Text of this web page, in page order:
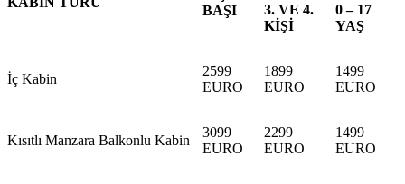
BAŞI
3. VE 4.
KİŞİ
0 – 17
YAŞ
İç Kabin
2599
EURO
1899
EURO
1499
EURO
Kısıtlı Manzara Balkonlu Kabin
3099
EURO
2299
EURO
1499
EURO